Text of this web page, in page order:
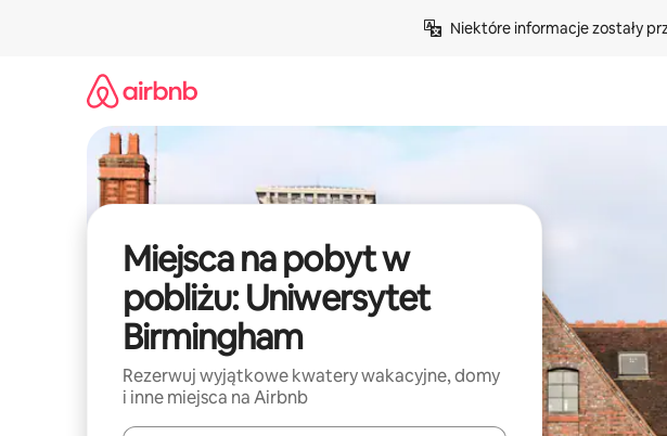
Niektóre informacje zostały
Miejsca na pobyt w
pobliżu: Uniwersytet
Birmingham
Rezerwuj wyjątkowe kwatery wakacyjne, domy
i inne miejsca na Airbnb